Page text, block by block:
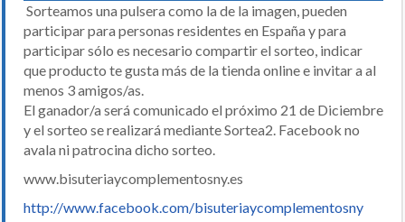
Sorteamos una pulsera como la de la imagen, pueden
participar para personas residentes en España y para
participar sólo es necesario compartir el sorteo, indicar
que producto te gusta más de la tienda online e invitar a al
menos 3 amigos/as.
El ganador/a será comunicado el próximo 21 de Diciembre
y el sorteo se realizará mediante Sortea2. Facebook no
avala ni patrocina dicho sorteo.
www.bisuteriaycomplementosny.es
http://www.facebook.com/bisuteriaycomplementosny